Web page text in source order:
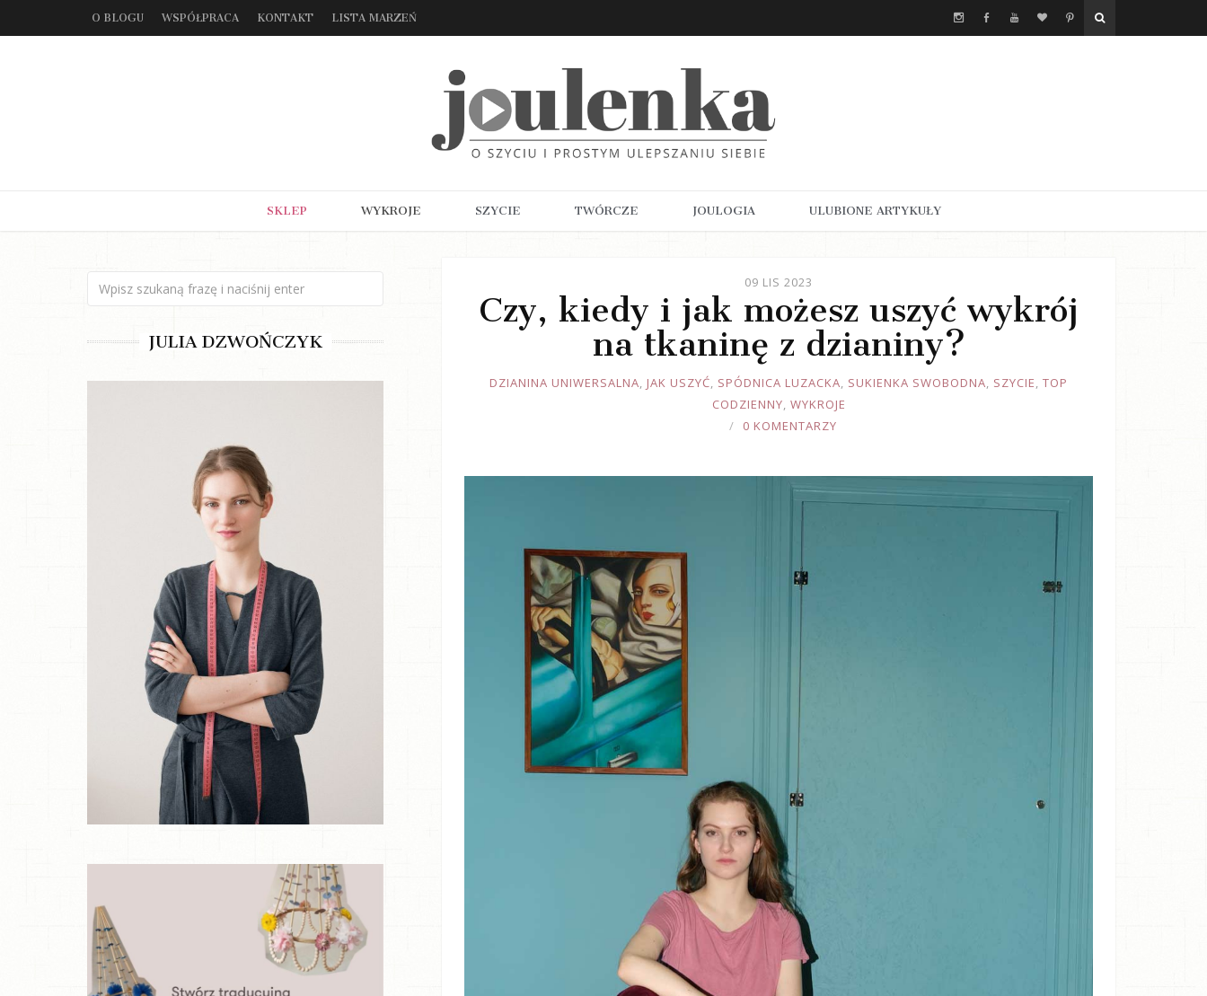
O BLOGU WSPÓŁPRACA KONTAKT LISTA MARZEŃ
SKLEP WYKROJE SZYCIE TWÓRCZE JOULOGIA ULUBIONE ARTYKUŁY
09 LIS 2023
Czy, kiedy i jak możesz uszyć wykrój
na tkaninę z dzianiny?
JOULEDZIANINA UNIWERSALNA, JAK USZYĆ, SPÓDNICA LUZACKA, SUKIENKA SWOBODNA, SZYCIE, TOP
CODZIENNY, WYKROJE
0 KOMENTARZY
JULIA DZWOŃCZYK